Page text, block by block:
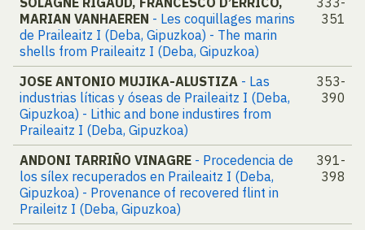
MARIAN VANHAEREN - Les coquillages marins
de Praileaitz I (Deba, Gipuzkoa) - The marin
shells from Praileaitz I (Deba, Gipuzkoa)
351
JOSE ANTONIO MUJIKA-ALUSTIZA - Las
industrias líticas y óseas de Praileaitz I (Deba,
Gipuzkoa) - Lithic and bone industires from
Praileaitz I (Deba, Gipuzkoa)
353-
390
ANDONI TARRIÑO VINAGRE - Procedencia de
los sílex recuperados en Praileaitz I (Deba,
Gipuzkoa) - Provenance of recovered flint in
Praileitz I (Deba, Gipuzkoa)
391-
398